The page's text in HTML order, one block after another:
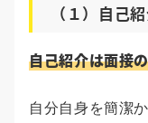
（１）自己
自己紹介は面接
自分自身を簡潔